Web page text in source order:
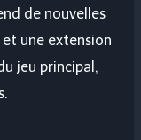
de nouvelles
une extension
jeu principal,